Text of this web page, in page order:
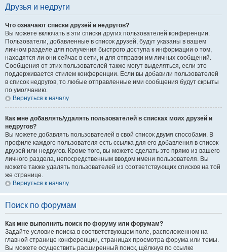
Друзья и недруги
Что означают списки друзей и недругов?
Вы можете включать в эти списки других пользователей конференции.
Пользователи, добавленные в список друзей, будут указаны в вашем
личном разделе для получения быстрого доступа к информации о том,
находятся ли они сейчас в сети, и для отправки им личных сообщений.
Сообщения от этих пользователей также могут выделяться, если это
поддерживается стилем конференции. Если вы добавили пользователей
в список недругов, то любые отправленные ими сообщения будут скрыты
по умолчанию.
Вернуться к началу
Как мне добавлять/удалять пользователей в списках моих друзей и
недругов?
Вы можете добавлять пользователей в свой список двумя способами. В
профиле каждого пользователя есть ссылка для его добавления в список
друзей или недругов. Кроме того, вы можете сделать это прямо из вашего
личного раздела, непосредственным вводом имени пользователя. Вы
можете также удалять пользователей из соответствующих списков на той
же странице.
Вернуться к началу
Поиск по форумам
Как мне выполнить поиск по форуму или форумам?
Задайте условие поиска в соответствующем поле, расположенном на
главной странице конференции, страницах просмотра форума или темы.
Вы можете осуществить расширенный поиск, щёлкнув по ссылке